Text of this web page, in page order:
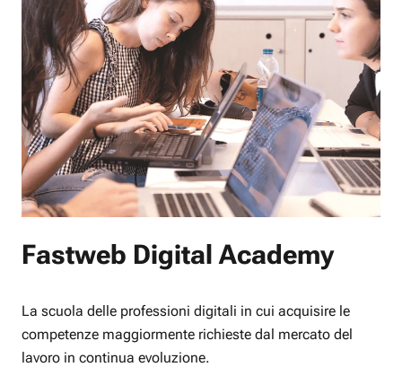
Fastweb Digital Academy
La scuola delle professioni digitali in cui acquisire le
competenze maggiormente richieste dal mercato del
lavoro in continua evoluzione.